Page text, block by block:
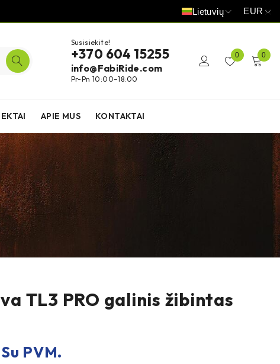
Lietuvių EUR
Susisiekite!
+370 604 15255
info@FabiRide.com
Pr-Pn 10:00–18:00
0 0
APIE MUS KONTAKTAI
TL3 PRO galinis žibintas
Su PVM.